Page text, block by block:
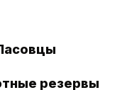
резервы